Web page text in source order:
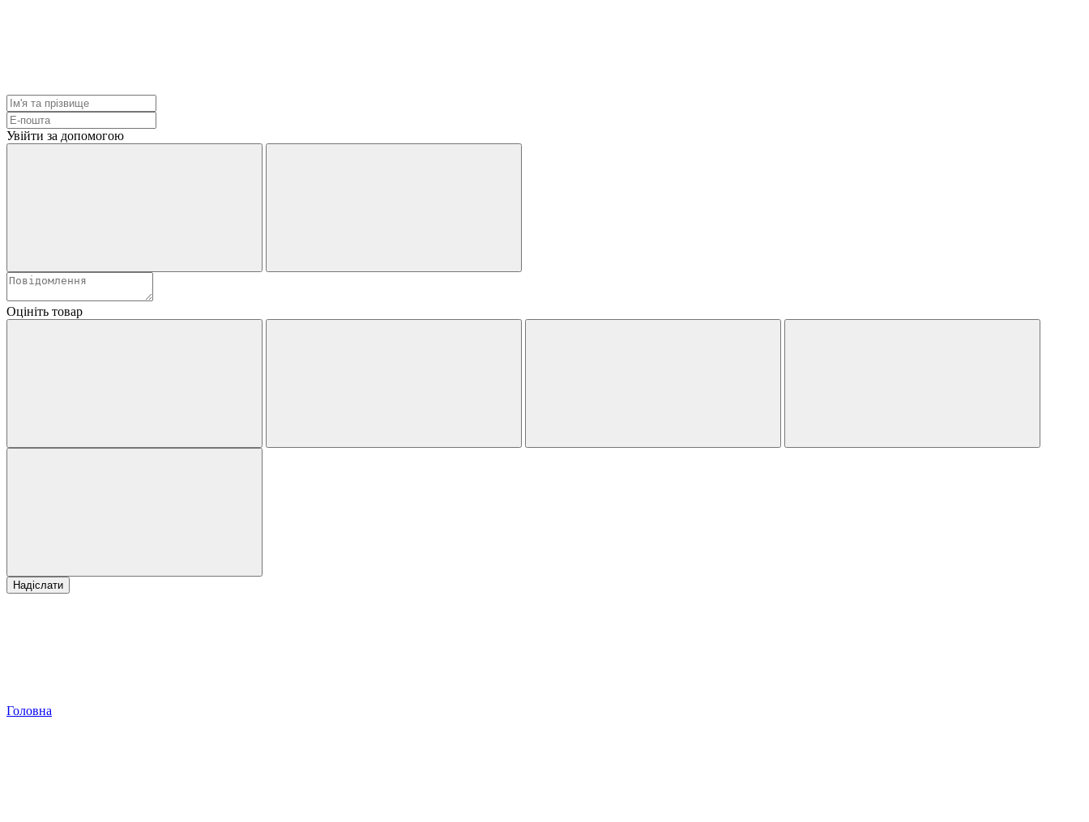
Увійти за допомогою
Оцініть товар
Надіслати
Головна